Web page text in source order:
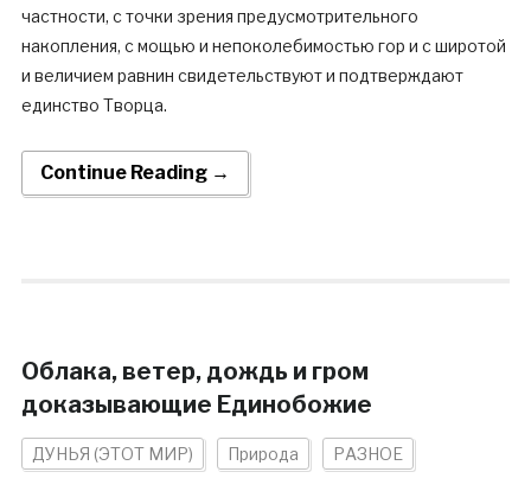
частности, с точки зрения предусмотрительного
накопления, с мощью и непоколебимостью гор и с широтой
и величием равнин свидетельствуют и подтверждают
единство Творца.
Continue Reading →
Облака, ветер, дождь и гром
доказывающие Единобожие
ДУНЬЯ (ЭТОТ МИР) Природа РАЗНОЕ